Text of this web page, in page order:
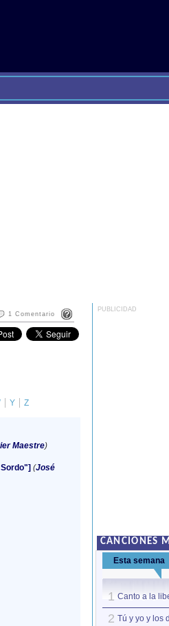
1 Comentario
Y
Z
Maestre)
(José
PUBLICIDAD
CANCIONES
Esta semana
1 Canto a la
2 Tú y yo y los